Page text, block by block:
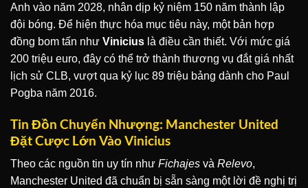
Anh vào năm 2028, nhân dịp kỷ niệm 150 năm thành lập
đội bóng. Để hiện thực hóa mục tiêu này, một bản hợp
đồng bom tấn như Vinicius là điều cần thiết. Với mức giá
200 triệu euro, đây có thể trở thành thương vụ đắt giá nhất
lịch sử CLB, vượt qua kỷ lục 89 triệu bảng dành cho Paul
Pogba năm 2016.
Tin Đồn Chuyển Nhượng: Manchester United
Đặt Cược Lớn Vào Vinicius
Theo các nguồn tin uy tín như Fichajes và Relevo,
Manchester United đã chuẩn bị sẵn sàng một lời đề nghị trị